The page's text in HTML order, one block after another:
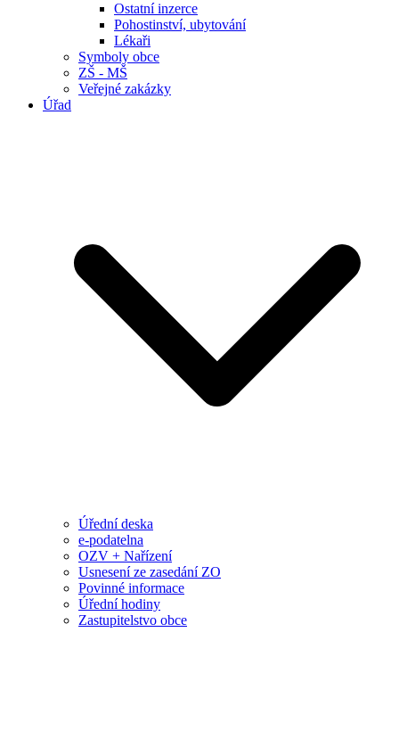
Ostatní inzerce
Pohostinství, ubytování
Lékaři
Symboly obce
ZŠ - MŠ
Veřejné zakázky
Úřad
Úřední deska
e-podatelna
OZV + Nařízení
Usnesení ze zasedání ZO
Povinné informace
Úřední hodiny
Zastupitelstvo obce